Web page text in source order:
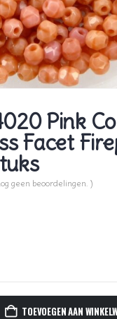
Pink
Facet
geen beoordelingen. )
TOEVOEGEN AAN